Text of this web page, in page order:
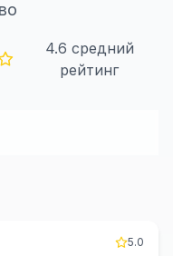
4.6 средний
рейтинг
5.0